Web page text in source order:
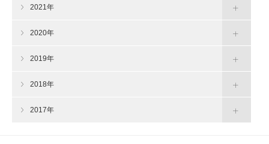
2021年
2020年
2019年
2018年
2017年